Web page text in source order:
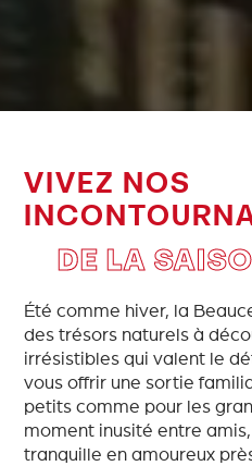
VIVEZ NOS
DE LA
Été comme hiver, la
des trésors naturels à
irrésistibles qui valent le
vous offrir une sortie
petits comme pour les
moment inusité entre
tranquille en amoureux